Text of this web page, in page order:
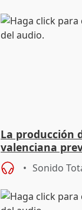
La producción
valenciana
toneladas esta
Sonido